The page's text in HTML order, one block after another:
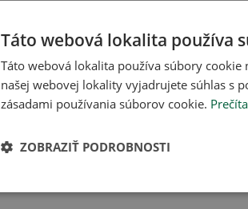
Táto webová lokalita používa
Táto webová lokalita používa súbory cookie
našej webovej lokality vyjadrujete súhlas s
zásadami používania súborov cookie.
ZOBRAZIŤ PODROBNOSTI